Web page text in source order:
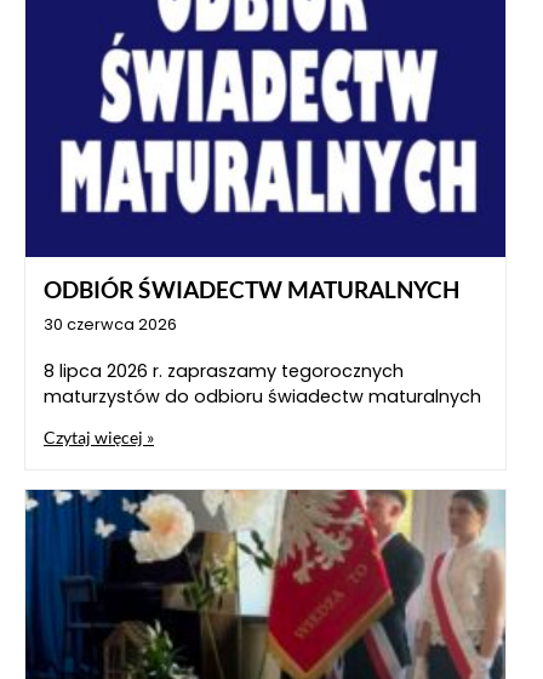
ODBIÓR ŚWIADECTW MATURALNYCH
30 czerwca 2026
8 lipca 2026 r. zapraszamy tegorocznych
maturzystów do odbioru świadectw maturalnych
Czytaj więcej »